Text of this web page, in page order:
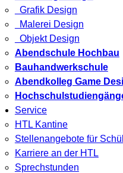
Grafik Design
Malerei Design
Objekt Design
Abendschule Hochbau
Bauhandwerkschule
Abendkolleg Game
Service
HTL Kantine
Stellenangebote für
Karriere an der HTL
Sprechstunden